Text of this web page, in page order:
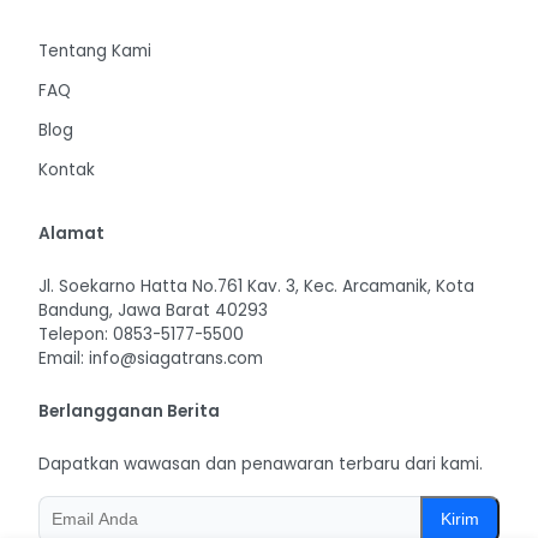
Tentang Kami
FAQ
Blog
Kontak
Alamat
Jl. Soekarno Hatta No.761 Kav. 3, Kec. Arcamanik, Kota
Bandung, Jawa Barat 40293
Telepon: 0853-5177-5500
Email: info@siagatrans.com
Berlangganan Berita
Dapatkan wawasan dan penawaran terbaru dari kami.
Kirim